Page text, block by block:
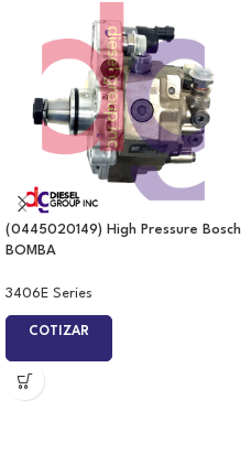
(0445020149) High Pressure Bosch
BOMBA
3406E Series
COTIZAR